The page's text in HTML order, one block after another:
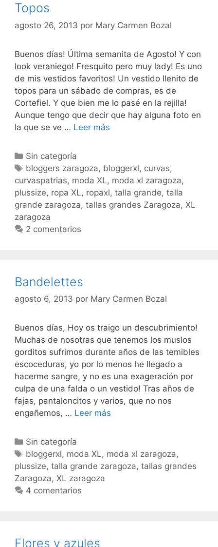
Topos
agosto 26, 2013 por Mary Carmen Bozal
Buenos días! Última semanita de Agosto! Y con
look veraniego! Fresquito pero muy lady! Es uno
de mis vestidos favoritos! Un vestido llenito de
topos para un sábado de compras, es de
Cortefiel. Y que bien me lo pasé en la rejilla!
Aunque tengo que decir que hay alguna foto en
la que se ve … Leer más
Categorías
Sin categoría
Etiquetas
bloggers zaragoza, bloggerxl, curvas,
curvaspatrias, moda XL, moda xl zaragoza,
plussize, ropa XL, ropaxl, talla grande, talla
grande zaragoza, tallas grandes Zaragoza, XL
zaragoza
2 comentarios
Bandelettes
agosto 6, 2013 por Mary Carmen Bozal
Buenos días, Hoy os traigo un descubrimiento!
Muchas de nosotras que tenemos los muslos
gorditos sufrimos durante años de las temibles
escoceduras, yo por lo menos he llegado a
hacerme sangre, y no es una exageración por
culpa de una falda o un vestido! Tras años de
fajas, pantaloncitos y varios, que no nos
engañemos, … Leer más
Categorías
Sin categoría
Etiquetas
bloggerxl, moda XL, moda xl zaragoza,
plussize, talla grande zaragoza, tallas grandes
Zaragoza, XL zaragoza
4 comentarios
Flores y azules